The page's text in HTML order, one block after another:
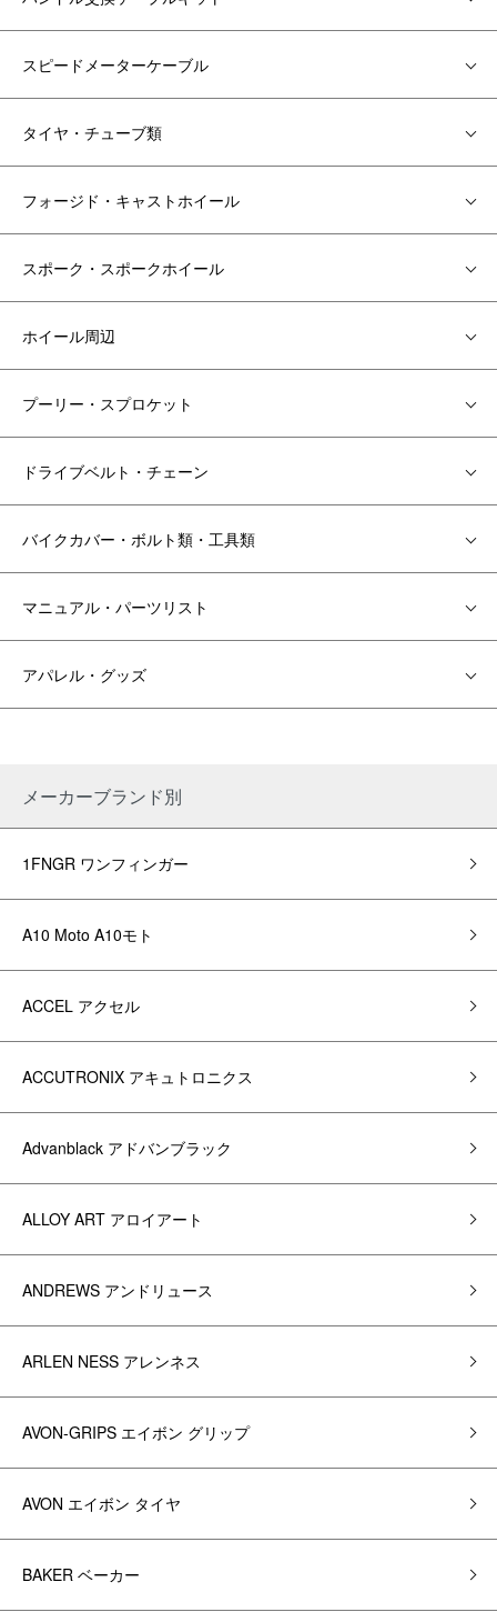
スピードメーターケーブル
タイヤ・チューブ類
フォージド・キャストホイール
スポーク・スポークホイール
ホイール周辺
プーリー・スプロケット
ドライブベルト・チェーン
バイクカバー・ボルト類・工具類
マニュアル・パーツリスト
アパレル・グッズ
メーカーブランド別
1FNGR ワンフィンガー
A10 Moto A10モト
ACCEL アクセル
ACCUTRONIX アキュトロニクス
Advanblack アドバンブラック
ALLOY ART アロイアート
ANDREWS アンドリュース
ARLEN NESS アレンネス
AVON-GRIPS エイボン グリップ
AVON エイボン タイヤ
BAKER ベーカー